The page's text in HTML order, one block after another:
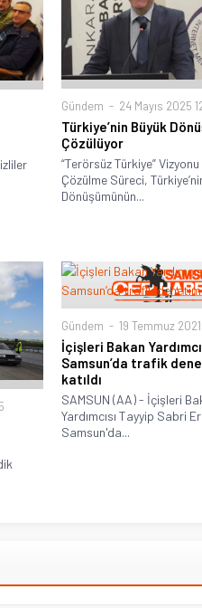
Gündem 24 Mayıs 2025
Türkiye’nin Büyük
Çözülüyor
“Terörsüz Türkiye” Vizyonu
Çözülme Süreci,
Dönüşümünün...
Gündem 19 Temmuz
İçişleri Bakan
Samsun’da trafik
katıldı
SAMSUN (AA) - İçişleri
Yardımcısı Tayyip Sabri
Samsun'da...
Spor Kulübüne yeni
edildi